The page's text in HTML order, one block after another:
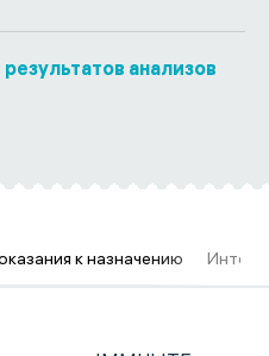
анализов
к назначению